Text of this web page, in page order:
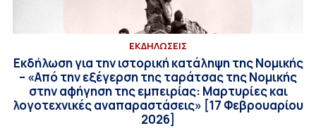
ΕΚΔΗΛΩΣΕΙΣ
Εκδήλωση για την ιστορική κατάληψη της Νομικής
– «Από την εξέγερση της ταράτσας της Νομικής
στην αφήγηση της εμπειρίας: Μαρτυρίες και
λογοτεχνικές αναπαραστάσεις» [17 Φεβρουαρίου
2026]